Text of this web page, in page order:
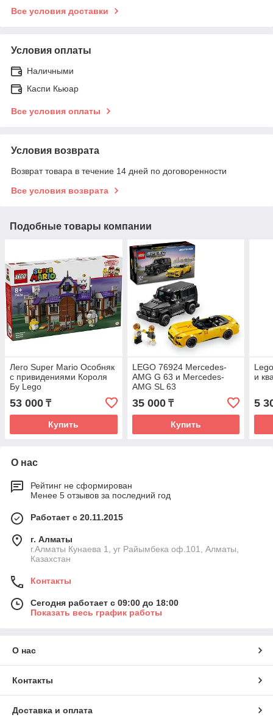
Все условия доставки
Условия оплаты
Наличными
Каспи Кьюар
Все условия оплаты
Условия возврата
Возврат товара в течение 14 дней по договоренности
Все условия возврата
Подобные товары компании
Лего Super Mario Особняк
с привидениями Короля
Бу Lego
53 000 ₸
Купить
LEGO 76924 Mercedes-
AMG G 63 и Mercedes-
AMG SL 63
35 000₸
Купить
и
5
О нас
Рейтинг не сформирован
Менее 5 отзывов за последний год
Работает с 20.11.2015
г. Алматы
г.Алматы Кунаева 1, уг Райымбека оф.101, Алматы,
Казахстан
Контакты
Сегодня работает с 09:00 до 18:00
Показать весь график работы
О нас
Контакты
Доставка и оплата